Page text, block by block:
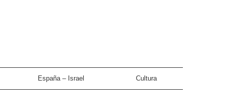
España – Israel Cultura